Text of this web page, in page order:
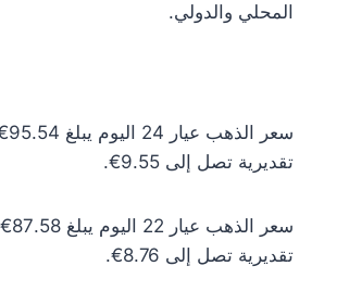
المحلي والدولي.
تقديرية تصل إلى 9.55€.
تقديرية تصل إلى 8.76€.